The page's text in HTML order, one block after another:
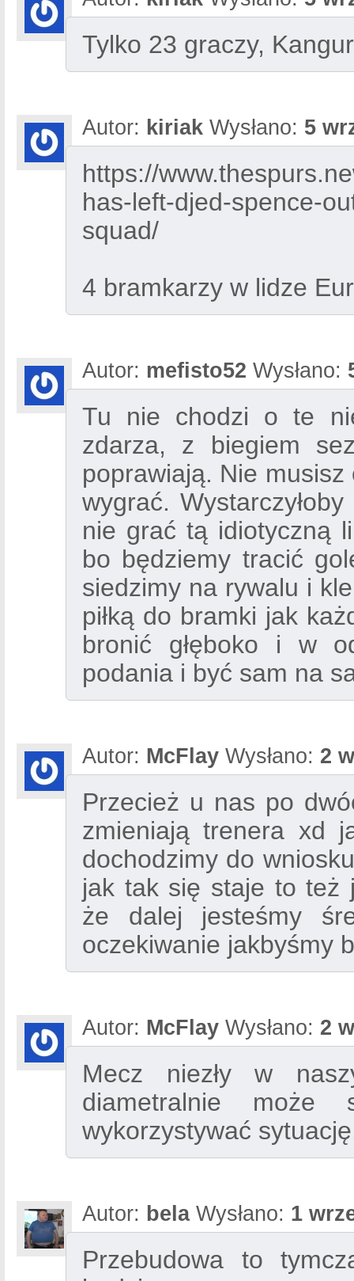
Tylko 23 graczy,
Autor: kiriak Wysłano: 5
https://
has-left-djed-spence-
squad/
4 bramkarzy w lidze
Autor: mefisto52 Wysłano:
Tu nie chodzi o te
zdarza, z biegiem
poprawiają. Nie
wygrać.
nie grać tą idiotyczną
bo będziemy tracić
siedzimy na rywalu i
piłką do bramki jak
bronić głęboko i w
podania i być sam na
Autor: McFlay Wysłano: 2
Przecież u nas po
zmieniają trenera xd
dochodzimy do
jak tak się staje to też
że dalej jesteśmy
oczekiwanie jakbyśmy
Autor: McFlay Wysłano: 2
Mecz niezły w
diametralnie
wykorzystywać
Autor: belaWysłano: 1
Przebudowa to